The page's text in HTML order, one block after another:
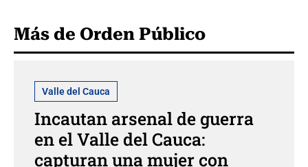
Más de Orden Público
Valle del Cauca
Incautan arsenal de guerra
en el Valle del Cauca:
capturan una mujer con